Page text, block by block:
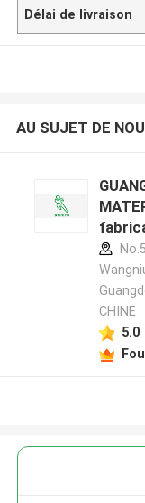
Délai de livraison
AU SUJET DE
CHINE
5.0